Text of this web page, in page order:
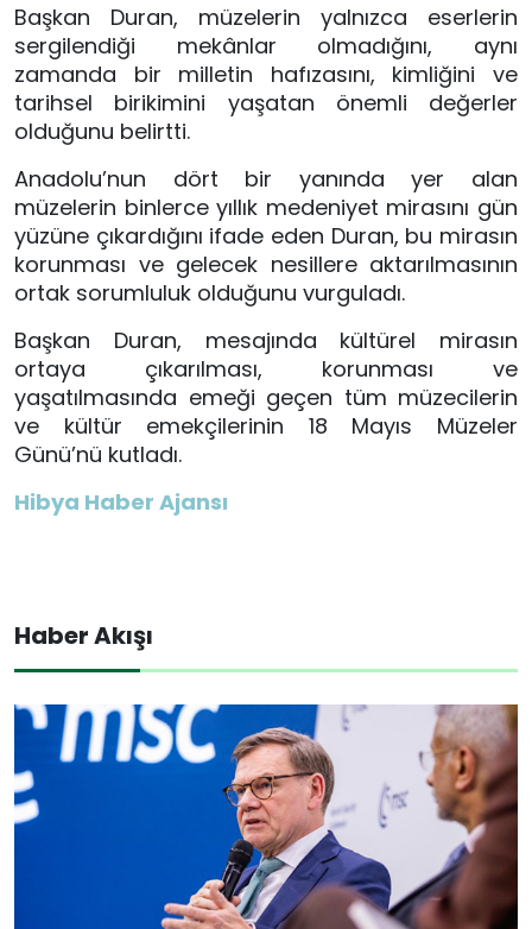
Başkan Duran, müzelerin yalnızca eserlerin
sergilendiği mekânlar olmadığını, aynı
zamanda bir milletin hafızasını, kimliğini ve
tarihsel birikimini yaşatan önemli değerler
olduğunu belirtti.
Anadolu’nun dört bir yanında yer alan
müzelerin binlerce yıllık medeniyet mirasını gün
yüzüne çıkardığını ifade eden Duran, bu mirasın
korunması ve gelecek nesillere aktarılmasının
ortak sorumluluk olduğunu vurguladı.
Başkan Duran, mesajında kültürel mirasın
ortaya çıkarılması, korunması ve
yaşatılmasında emeği geçen tüm müzecilerin
ve kültür emekçilerinin 18 Mayıs Müzeler
Günü’nü kutladı.
Hibya Haber Ajansı
Haber Akışı